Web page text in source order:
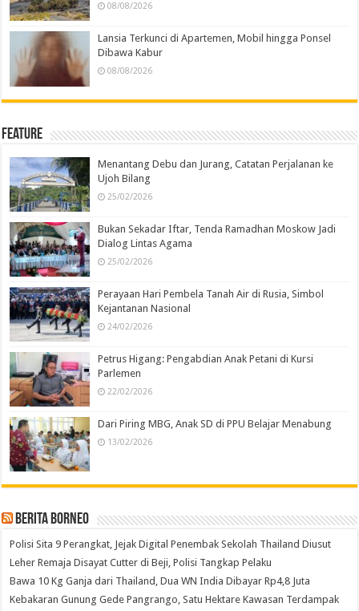
08/08/2026
Lansia Terkunci di Apartemen, Mobil hingga Ponsel
Dibawa Kabur
08/08/2026
Feature
Menantang Debu dan Jurang, Catatan Perjalanan ke
Ujoh Bilang
25/02/2026
Bukan Sekadar Iftar, Tenda Ramadhan Moskow Jadi
Dialog Lintas Agama
25/02/2026
Perayaan Hari Pembela Tanah Air di Rusia, Simbol
Kejantanan Nasional
24/02/2026
Petrus Higang: Pengabdian Anak Petani di Kursi
Parlemen
22/02/2026
Dari Piring MBG, Anak SD di PPU Belajar Menabung
13/02/2026
Berita Borneo
Polisi Sita 9 Perangkat, Jejak Digital Penembak Sekolah Thailand Diusut
Leher Remaja Disayat Cutter di Beji, Polisi Tangkap Pelaku
Bawa 10 Kg Ganja dari Thailand, Dua WN India Dibayar Rp4,8 Juta
Kebakaran Gunung Gede Pangrango, Satu Hektare Kawasan Terdampak